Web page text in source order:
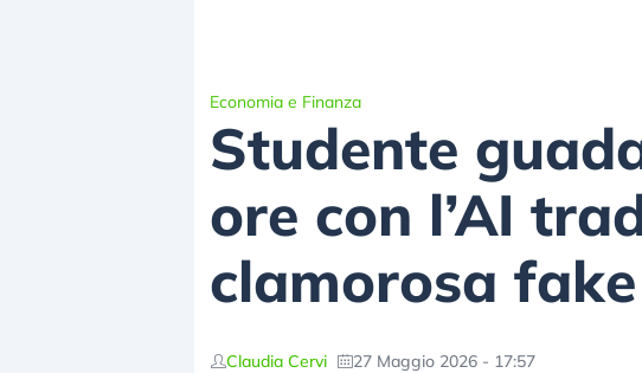
Economia e Finanza
Studente
ore con l’AI
clamorosa
Claudia Cervi 27 Maggio 2026 - 17:57